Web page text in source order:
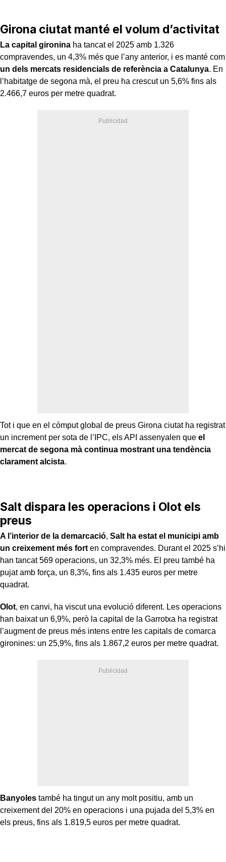
Girona ciutat manté el volum d’activitat
La capital gironina ha tancat el 2025 amb 1.326
compravendes, un 4,3% més que l’any anterior, i es manté com
un dels mercats residencials de referència a Catalunya. En
l’habitatge de segona mà, el preu ha crescut un 5,6% fins als
2.466,7 euros per metre quadrat.
Tot i que en el còmput global de preus Girona ciutat ha registrat
un increment per sota de l’IPC, els API assenyalen que el
mercat de segona mà continua mostrant una tendència
clarament alcista.
Salt dispara les operacions i Olot els
preus
A l’interior de la demarcació, Salt ha estat el municipi amb
un creixement més fort en compravendes. Durant el 2025 s’hi
han tancat 569 operacions, un 32,3% més. El preu també ha
pujat amb força, un 8,3%, fins als 1.435 euros per metre
quadrat.
Olot, en canvi, ha viscut una evolució diferent. Les operacions
han baixat un 6,9%, però la capital de la Garrotxa ha registrat
l’augment de preus més intens entre les capitals de comarca
gironines: un 25,9%, fins als 1.867,2 euros per metre quadrat.
Banyoles també ha tingut un any molt positiu, amb un
creixement del 20% en operacions i una pujada del 5,3% en
els preus, fins als 1.819,5 euros per metre quadrat.